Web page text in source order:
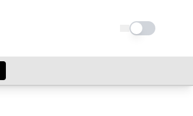
Schimba tema